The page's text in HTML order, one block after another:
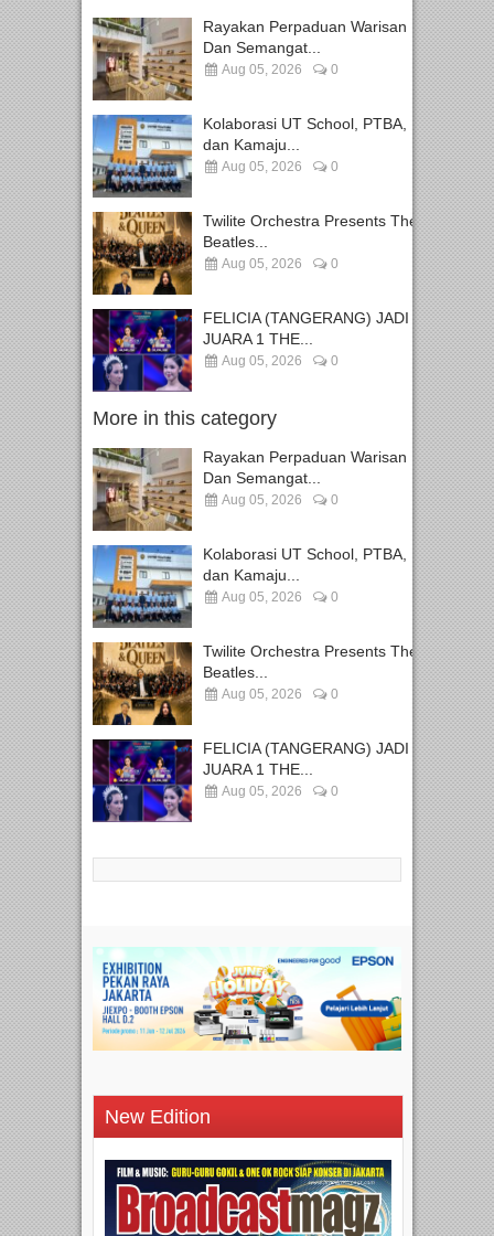
Rayakan Perpaduan Warisan
Dan Semangat...
Aug 05, 2026 0
Kolaborasi UT School, PTBA,
dan Kamaju...
Aug 05, 2026 0
Twilite Orchestra Presents The
Beatles...
Aug 05, 2026 0
FELICIA (TANGERANG) JADI
JUARA 1 THE...
Aug 05, 2026 0
More in this category
Rayakan Perpaduan Warisan
Dan Semangat...
Aug 05, 2026 0
Kolaborasi UT School, PTBA,
dan Kamaju...
Aug 05, 2026 0
Twilite Orchestra Presents The
Beatles...
Aug 05, 2026 0
FELICIA (TANGERANG) JADI
JUARA 1 THE...
Aug 05, 2026 0
New Edition